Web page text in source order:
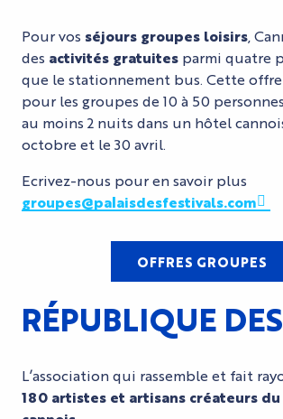
Pour vos séjours groupes loisirs ,
des activités gratuites parmi quatre
que le stationnement bus. Cette
pour les groupes de 10 à 50
au moins 2 nuits dans un hôtel
octobre et le 30 avril.
Ecrivez-nous pour en savoir plus
groupes@palaisdesfestivals.com
OFFRES GROUPES
RÉPUBLIQUE
L’association qui rassemble et fait
180 artistes et artisans créateurs du